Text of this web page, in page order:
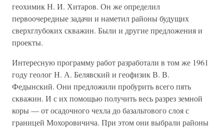
геохимик Н. И. Хитаров. Он же определил
первоочередные задачи и наметил районы будущих
сверхглубоких скважин. Были и другие предложения и
проекты.
Интересную программу работ разработали в том же 1961
году геолог Н. А. Белявский и геофизик В. В.
Федынский. Они предложили пробурить всего пять
скважин. И с их помощью получить весь разрез земной
коры — от осадочного чехла до базальтового слоя с
границей Мохоровичича. При этом они выбрали районы